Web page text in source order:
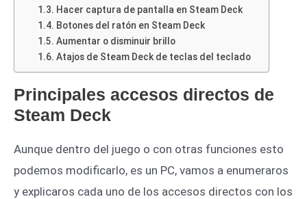
Hacer captura de pantalla en Steam Deck
Botones del ratón en Steam Deck
Aumentar o disminuir brillo
Atajos de Steam Deck de teclas del teclado
Principales accesos directos de
Steam Deck
Aunque dentro del juego o con otras funciones esto
podemos modificarlo, es un PC, vamos a enumeraros
y explicaros cada uno de los accesos directos con los